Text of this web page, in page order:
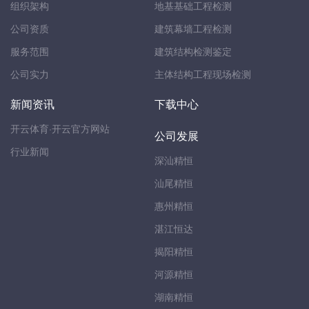
组织架构
公司资质
服务范围
公司实力
地基基础工程检测
建筑幕墙工程检测
建筑结构检测鉴定
主体结构工程现场检测
新闻资讯
开云体育·开云官方网站
行业新闻
下载中心
公司发展
深汕精恒
汕尾精恒
惠州精恒
湛江恒达
揭阳精恒
河源精恒
湖南精恒